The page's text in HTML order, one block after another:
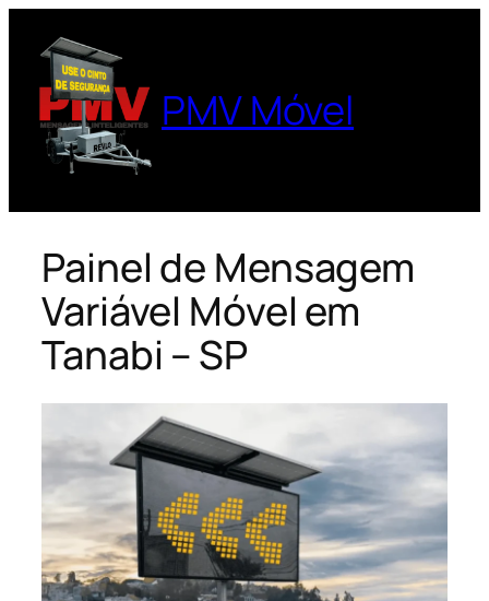
para
conteúdo
PMV Móvel
Painel de Mensagem
Variável Móvel em
Tanabi – SP